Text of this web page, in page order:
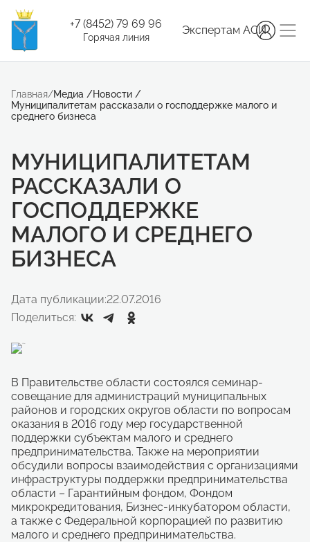
+7 (8452) 79 69 96
Горячая линия
Экспертам АСИ
Главная/Медиа /Новости /
Муниципалитетам рассказали о господдержке малого и
среднего бизнеса
МУНИЦИПАЛИТЕТАМ
РАССКАЗАЛИ О
ГОСПОДДЕРЖКЕ
МАЛОГО И СРЕДНЕГО
БИЗНЕСА
Дата публикации:22.07.2016
Поделиться:
В Правительстве области состоялся семинар-
совещание для администраций муниципальных
районов и городских округов области по вопросам
оказания в 2016 году мер государственной
поддержки субъектам малого и среднего
предпринимательства. Также на мероприятии
обсудили вопросы взаимодействия с организациями
инфраструктуры поддержки предпринимательства
области – Гарантийным фондом, Фондом
микрокредитования, Бизнес-инкубатором области,
а также с Федеральной корпорацией по развитию
малого и среднего предпринимательства.